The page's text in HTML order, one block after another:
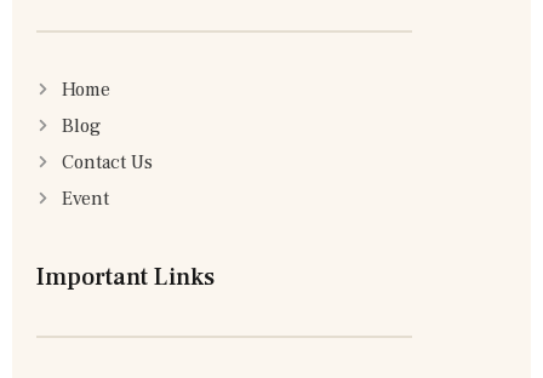
Home
Blog
Contact Us
Event
Important Links